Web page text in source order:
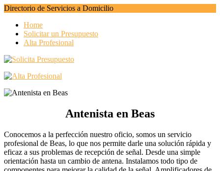
Directorio de Servicios a Domicilio
Home
Solicitar un Presupuesto
Alta Profesional
Antenista en Beas
Conocemos a la perfección nuestro oficio, somos un servicio
profesional de Beas, lo que nos permite darle una solución rápida y
eficaz a sus problemas de recepción de señal. Desde una simple
orientación hasta un cambio de antena. Instalamos todo tipo de